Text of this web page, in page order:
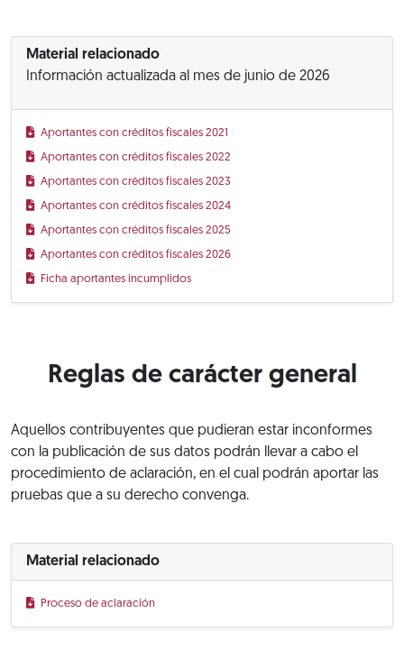
Material relacionado
Información actualizada al mes de junio de 2026
Aportantes con créditos fiscales 2021
Aportantes con créditos fiscales 2022
Aportantes con créditos fiscales 2023
Aportantes con créditos fiscales 2024
Aportantes con créditos fiscales 2025
Aportantes con créditos fiscales 2026
Ficha aportantes incumplidos
Reglas de carácter general
Aquellos contribuyentes que pudieran estar inconformes
con la publicación de sus datos podrán llevar a cabo el
procedimiento de aclaración, en el cual podrán aportar las
pruebas que a su derecho convenga.
Material relacionado
Proceso de aclaración